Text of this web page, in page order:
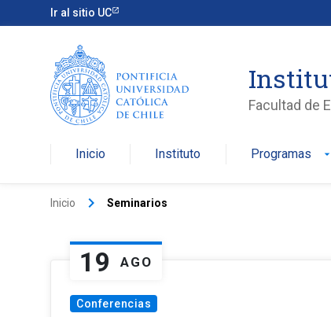
Ir al sitio UC
Facultad de
Inicio Instituto Programas arrow_drop_down
Inicio keyboard_arrow_right Seminarios
19 AGO
Conferencias